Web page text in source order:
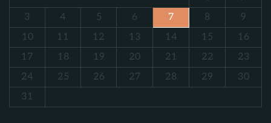
3
4 5 6 7 8
9
10
11 12 13 14 15
16
17
18 19 20 21 22
23
24
25 26 27 28 29
30
31